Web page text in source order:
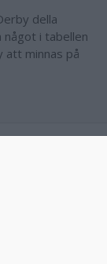
della
något i tabellen
att minnas på